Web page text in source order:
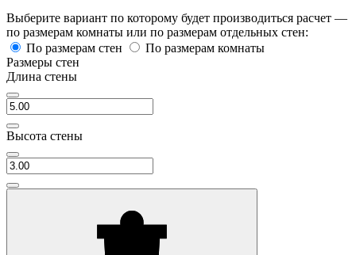
Выберите вариант по которому будет производиться расчет —
по размерам комнаты или по размерам отдельных стен:
По размерам стен
По размерам комнаты
Размеры стен
Длина стены
Высота стены